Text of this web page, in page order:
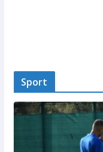
Sport